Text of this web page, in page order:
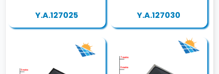
Y.A.127025 Y.A.127030